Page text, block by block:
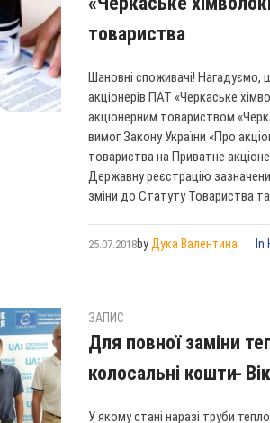
товариства
Шановні споживачі! Нагадуємо,
акціонерів ПАТ «Черкаське
акціонерним товариством
вимог Закону України «Про
товариства на Приватне
Державну реєстрацію
зміни до Статуту Товариства
25.07.2018by Дука Валентина In
ЗАПИС
Для повної заміни
колосальні кошти
У якому стані наразі труби